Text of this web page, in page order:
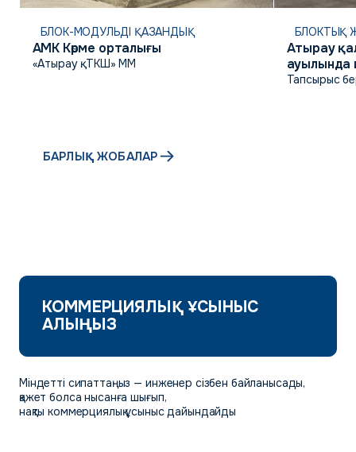
БЛОК-МОДУЛЬДІ ҚАЗАНДЫҚ
АМК Көрме орталығы
«Атырау қ. ТКШ» ММ
БЛОКТЫҚ
Атырау
ауылында
Тапсырыс
БАРЛЫҚ ЖОБАЛАР
КОММЕРЦИЯЛЫҚ ҰСЫНЫС
АЛЫҢЫЗ
Міндетті сипаттаңыз — инженер сізбен байланысады,
қажет болса нысанға шығып,
нақты коммерциялық ұсыныс дайындайды